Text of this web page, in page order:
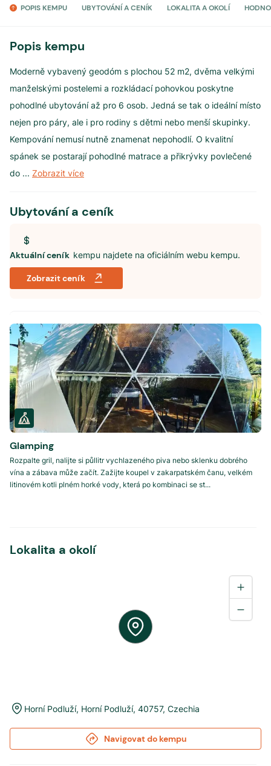
POPIS KEMPU UBYTOVÁNÍ A CENÍK LOKALITA A OKOLÍ
Popis kempu
Moderně vybavený geodóm s plochou 52 m2, dvěma velkými
manželskými postelemi a rozkládací pohovkou poskytne
pohodlné ubytování až pro 6 osob. Jedná se tak o ideální místo
nejen pro páry, ale i pro rodiny s dětmi nebo menší skupinky.
Kempování nemusí nutně znamenat nepohodlí. O kvalitní
spánek se postarají pohodlné matrace a přikrývky povlečené
do ... Zobrazit více
Ubytování a ceník
Aktuální ceník kempu najdete na oficiálním webu kempu.
Zobrazit ceník
Glamping
Rozpalte gril, nalijte si půllitr vychlazeného piva nebo sklenku dobrého
vína a zábava může začít. Zažijte koupel v zakarpatském čanu, velkém
litinovém kotli plném horké vody, která po kombinaci se st...
Lokalita a okolí
Horní Podluží, Horní Podluží, 40757, Czechia
Navigovat do kempu